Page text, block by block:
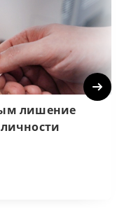
лишение
Next